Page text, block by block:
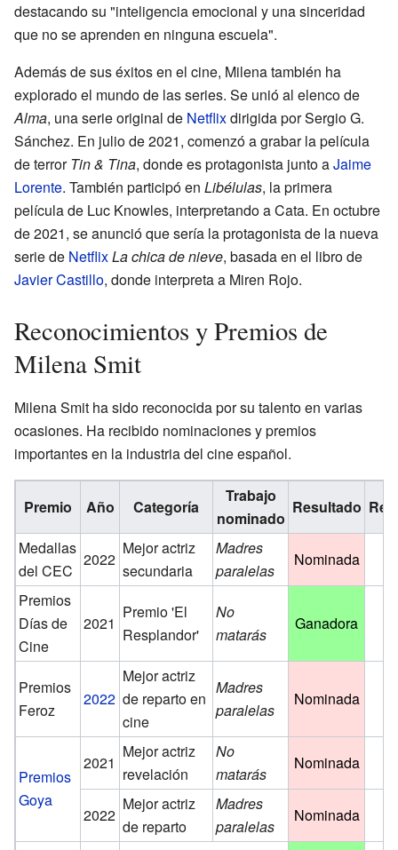
destacando su "inteligencia emocional y una sinceridad
que no se aprenden en ninguna escuela".
Además de sus éxitos en el cine, Milena también ha
explorado el mundo de las series. Se unió al elenco de
Alma, una serie original de Netflixdirigida por Sergio G.
Sánchez. En julio de 2021, comenzó a grabar la película
de terrorTin & Tina, donde es protagonista junto aJaime
Lorente. También participó en Libélulas, la primera
película de Luc Knowles, interpretando a Cata. En octubre
de 2021, se anunció que sería la protagonista de la nueva
serie de NetflixLa chica de nieve, basada en el libro de
Javier Castillo, donde interpreta a Miren Rojo.
Reconocimientos y Premios de
Milena Smit
Milena Smit ha sido reconocida por su talento en varias
ocasiones. Ha recibido nominaciones y premios
importantes en la industria del cine español.
Premio Año Categoría
Trabajo
nominado
Resultado Ref.
Medallas
del CEC
2022
Mejor actriz
secundaria
Madres
paralelas
Nominada
Premios
Días de
Cine
2021
Premio 'El
Resplandor'
No
matarás
Ganadora
Premios
Feroz
2022
Mejor actriz
de reparto en
cine
Madres
paralelas
Nominada
Premios
Goya
2021
Mejor actriz
revelación
No
matarás
Nominada
2022
Mejor actriz
de reparto
Madres
paralelas
Nominada